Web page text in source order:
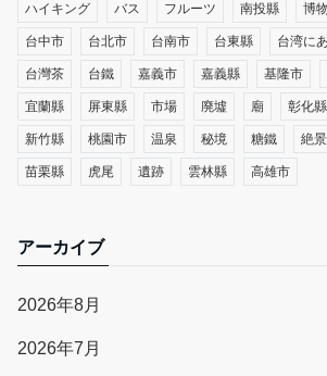
ハイキング バス フルーツ 南投縣 博
台中市 台北市 台南市 台東縣 台湾に
台灣茶 台鐵 嘉義市 嘉義縣 基隆市
宜蘭縣 屏東縣 市場 廃墟 廟 彰化縣
新竹縣 桃園市 温泉 秘境 糖鐵 絶景
苗栗縣 虎尾 遺跡 雲林縣 高雄市
アーカイブ
2026年8月
2026年7月